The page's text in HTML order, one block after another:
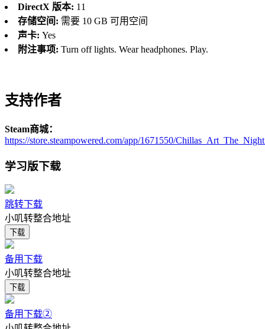
DirectX 版本: 11
存储空间: 需要 10 GB 可用空间
声卡: Yes
附注事项: Turn off lights. Wear headphones. Play.
支持作者
Steam商城：
https://store.steampowered.com/app/1671550/
学习版下载
跳转下载
小叽转整合地址
下载
备用下载
小叽转整合地址
下载
备用下载②